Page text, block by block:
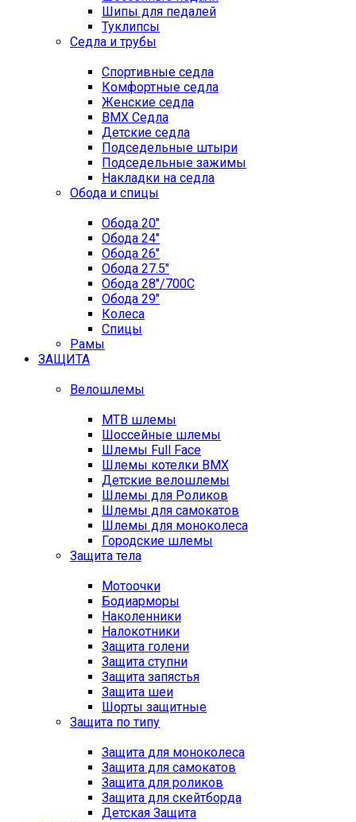
Шипы для педалей
Туклипсы
Седла и трубы
Спортивные седла
Комфортные седла
Женские седла
BMX Седла
Детские седла
Подседельные штыри
Подседельные зажимы
Накладки на седла
Обода и спицы
Обода 20"
Обода 24"
Обода 26"
Обода 27.5"
Обода 28"/700C
Обода 29"
Колеса
Спицы
Рамы
ЗАЩИТА
Велошлемы
MTB шлемы
Шоссейные шлемы
Шлемы Full Face
Шлемы котелки BMX
Детские велошлемы
Шлемы для Роликов
Шлемы для самокатов
Шлемы для моноколеса
Городские шлемы
Защита тела
Мотоочки
Бодиарморы
Наколенники
Налокотники
Защита голени
Защита ступни
Защита запястья
Защита шеи
Шорты защитные
Защита по типу
Защита для моноколеса
Защита для самокатов
Защита для роликов
Защита для скейтборда
Детская Защита